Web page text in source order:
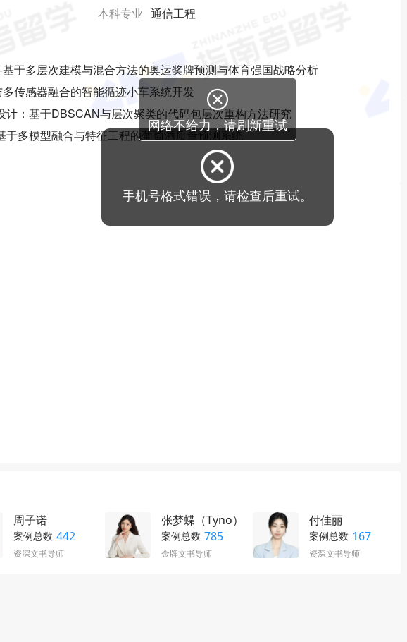
本科专业 通信工程
于多层次建模与混合方法的奥运奖牌预测与体育强国战略分析
传感器融合的智能循迹小车系统开发
计：基于DBSCAN与层次聚类的代码包层次重构方法研究
于多模型融合与特征工程的葡萄酒质量预测系统
周子诺
案例总数 442
资深文书导师
张梦蝶（Tyno）
案例总数 785
金牌文书导师
付佳丽
案例总数 167
资深文书导师
手机号格式错误，请检查后重试。